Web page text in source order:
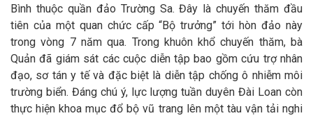
Bình thuộc quần đảo Trường Sa. Đây là chuyến thăm đầu
tiên của một quan chức cấp “Bộ trưởng” tới hòn đảo này
trong vòng 7 năm qua. Trong khuôn khổ chuyến thăm, bà
Quản đã giám sát các cuộc diễn tập bao gồm cứu trợ nhân
đạo, sơ tán y tế và đặc biệt là diễn tập chống ô nhiễm môi
trường biển. Đáng chú ý, lực lượng tuần duyên Đài Loan còn
thực hiện khoa mục đổ bộ vũ trang lên một tàu vận tải nghi